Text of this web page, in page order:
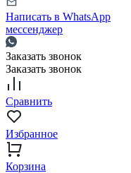
Написать в WhatsApp
мессенджер
Заказать звонок
Заказать звонок
Сравнить
Избранное
Корзина